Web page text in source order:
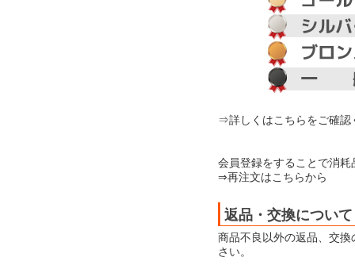
⇒詳しくはこちらをご確認
会員登録をすることで消
⇒再注文はこちらから
返品・交換について
商品不良以外の返品、交
さい。